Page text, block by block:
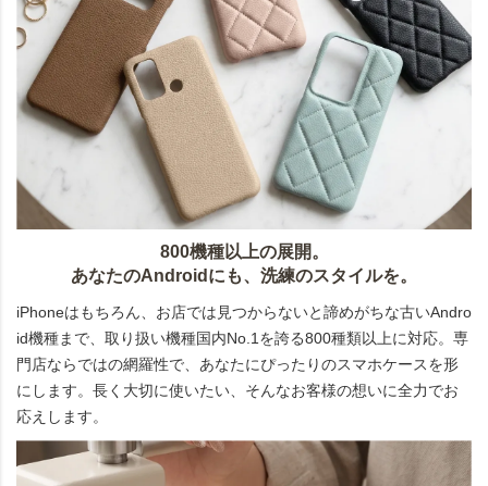
800機種以上の展開。
あなたのAndroidにも、洗練のスタイルを。
iPhoneはもちろん、お店では見つからないと諦めがちな古いAndro
id機種まで、取り扱い機種国内No.1を誇る800種類以上に対応。専
門店ならではの網羅性で、あなたにぴったりのスマホケースを形
にします。長く大切に使いたい、そんなお客様の想いに全力でお
応えします。